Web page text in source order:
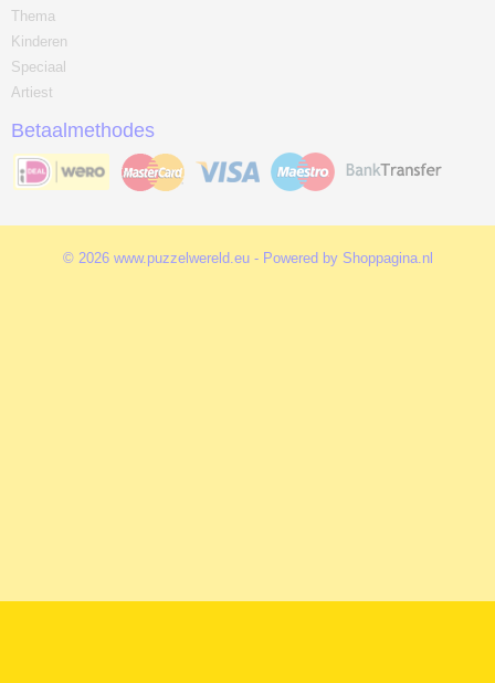
Thema
Kinderen
Speciaal
Artiest
Betaalmethodes
© 2026 www.puzzelwereld.eu - Powered by Shoppagina.nl